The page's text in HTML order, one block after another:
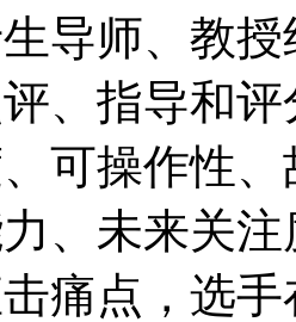
导师、教
、指导和
可操作性
、未来关
痛点，选